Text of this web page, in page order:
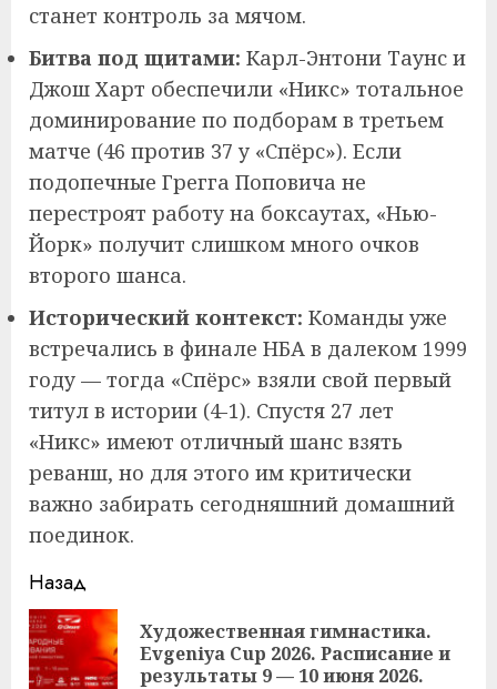
станет контроль за мячом.
Битва под щитами: Карл-Энтони Таунс и
Джош Харт обеспечили «Никс» тотальное
доминирование по подборам в третьем
матче (46 против 37 у «Спёрс»). Если
подопечные Грегга Поповича не
перестроят работу на боксаутах, «Нью-
Йорк» получит слишком много очков
второго шанса.
Исторический контекст: Команды уже
встречались в финале НБА в далеком 1999
году — тогда «Спёрс» взяли свой первый
титул в истории (4-1). Спустя 27 лет
«Никс» имеют отличный шанс взять
реванш, но для этого им критически
важно забирать сегодняшний домашний
поединок.
Продолжить
чтение
Назад
Художественная гимнастика.
Evgeniya Cup 2026. Расписание и
результаты 9 — 10 июня 2026.